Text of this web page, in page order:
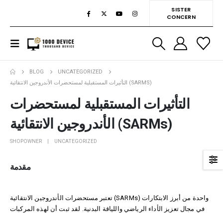
SISTER
CONCERN
BLOG
UNCATEGORIZED
التأثيرات المستقبلية لمستحضرات الأندروجين الانتقائية (SARMS)
التأثيرات المستقبلية لمستحضرات
الأندروجين الانتقائية (SARMs)
SHOPOWNER UNCATEGORIZED
مقدمة
تعتبر مستحضرات الأندروجين الانتقائية (SARMs) واحدة من أبرز الابتكارات
في مجال تعزيز الأداء الرياضي واللياقة البدنية. لقد ثبت أن لهذه المركبات